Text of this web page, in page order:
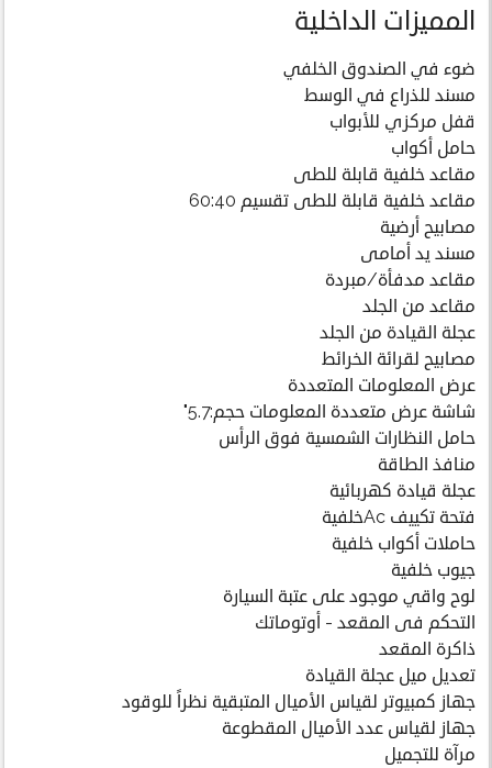
المميزات الداخلية
ضوء في الصندوق الخلفي
مسند للذراع في الوسط
قفل مركزي للأبواب
حامل أكواب
مقاعد خلفية قابلة للطى
مقاعد خلفية قابلة للطى تقسيم 60:40
مصابيح أرضية
مسند يد أمامى
مقاعد مدفأة/مبردة
مقاعد من الجلد
عجلة القيادة من الجلد
مصابيح لقرائة الخرائط
عرض المعلومات المتعددة
شاشة عرض متعددة المعلومات حجم:5.7"
حامل النظارات الشمسية فوق الرأس
منافذ الطاقة
عجلة قيادة كهربائية
فتحة تكييف Acخلفية
حاملات أكواب خلفية
جيوب خلفية
لوح واقي موجود على عتبة السيارة
التحكم فى المقعد - أوتوماتك
ذاكرة المقعد
تعديل ميل عجلة القيادة
جهاز كمبيوتر لقياس الأميال المتبقية نظراً للوقود
جهاز لقياس عدد الأميال المقطوعة
مرآة للتجميل